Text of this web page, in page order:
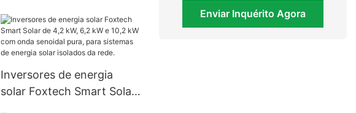
para sistema de energia
residencial
Inversores de energia
solar Foxtech Smart Solar
Enviar Inquérito Agora